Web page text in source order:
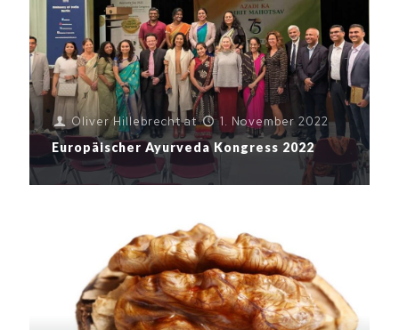
Oliver Hillebrecht at
1. November 2022
Europäischer Ayurveda Kongress 2022